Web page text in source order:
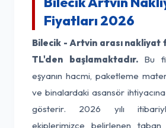
Fiyatları 2026
Bilecik - Artvin arası nakliyat
TL'den başlamaktadır.Bu
eşyanın hacmi, paketleme
ve binalardaki asansör
gösterir. 2026 yılı
ekiplerimizce belirlenen taban